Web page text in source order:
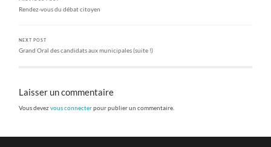
Rendez-vous du débat citoyen
NEXT POST
Grand Oral des candidats aux municipales (suite !)
Laisser un commentaire
Vous devezvous connecterpour publier un commentaire.